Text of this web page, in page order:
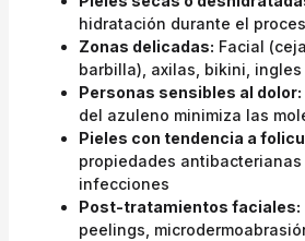
hidratación durante el
Zonas delicadas: Facial
barbilla), axilas, bikini, ingles
Personas sensibles al dolor:
del azuleno minimiza las
Pieles con tendencia a
propiedades
infecciones
Post-tratamientos faciales:
peelings,